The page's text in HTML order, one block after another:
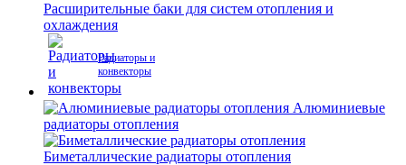
Расширительные баки для систем отопления и
охлаждения
Радиаторы и
конвекторы
Алюминиевые
радиаторы отопления
Биметаллические радиаторы отопления